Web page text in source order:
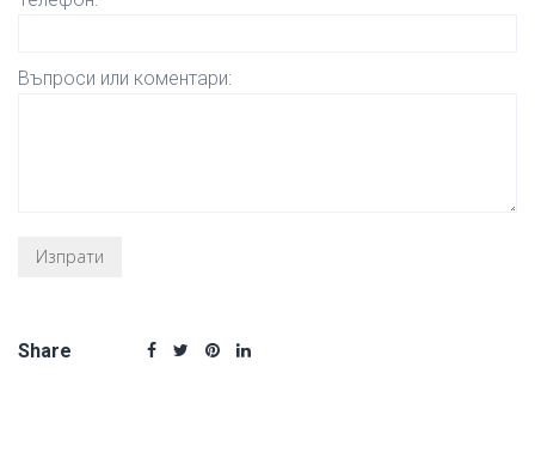
Въпроси или коментари:
Share